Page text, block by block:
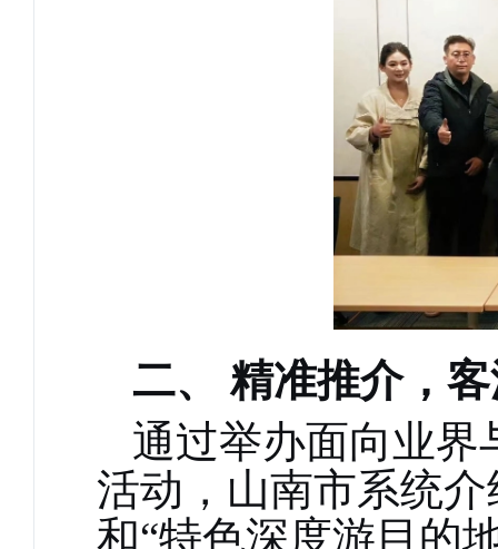
二、
精准推介，
通过举办面向业界
活动，山南市系统
和“特色深度游目的